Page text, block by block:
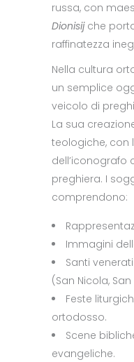
russa, con
Dionisijche
raffinatezza
Nella cultura
un semplice
veicolo di
La sua
teologiche, con
dell’iconografo
preghiera. I
comprendono:
Immagini
Santi
(San Nicola,
Feste
ortodosso.
Scene
evangeliche.